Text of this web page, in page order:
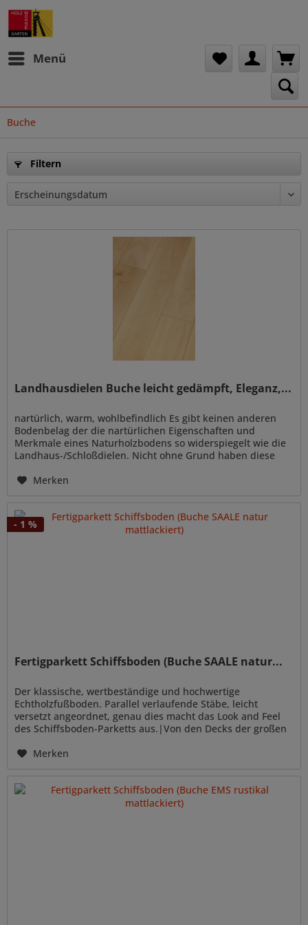
Menü
Buche
Filtern
Landhausdielen Buche leicht gedämpft, Eleganz,...
nartürlich, warm, wohlbefindlich Es gibt keinen anderen
Bodenbelag der die nartürlichen Eigenschaften und
Merkmale eines Naturholzbodens so widerspiegelt wie die
Landhaus-/Schloßdielen. Nicht ohne Grund haben diese
Merken
- 1 %
Fertigparkett Schiffsboden (Buche SAALE natur...
Der klassische, wertbeständige und hochwertige
Echtholzfußboden. Parallel verlaufende Stäbe, leicht
versetzt angeordnet, genau dies macht das Look and Feel
des Schiffsboden-Parketts aus.|Von den Decks der großen
Merken